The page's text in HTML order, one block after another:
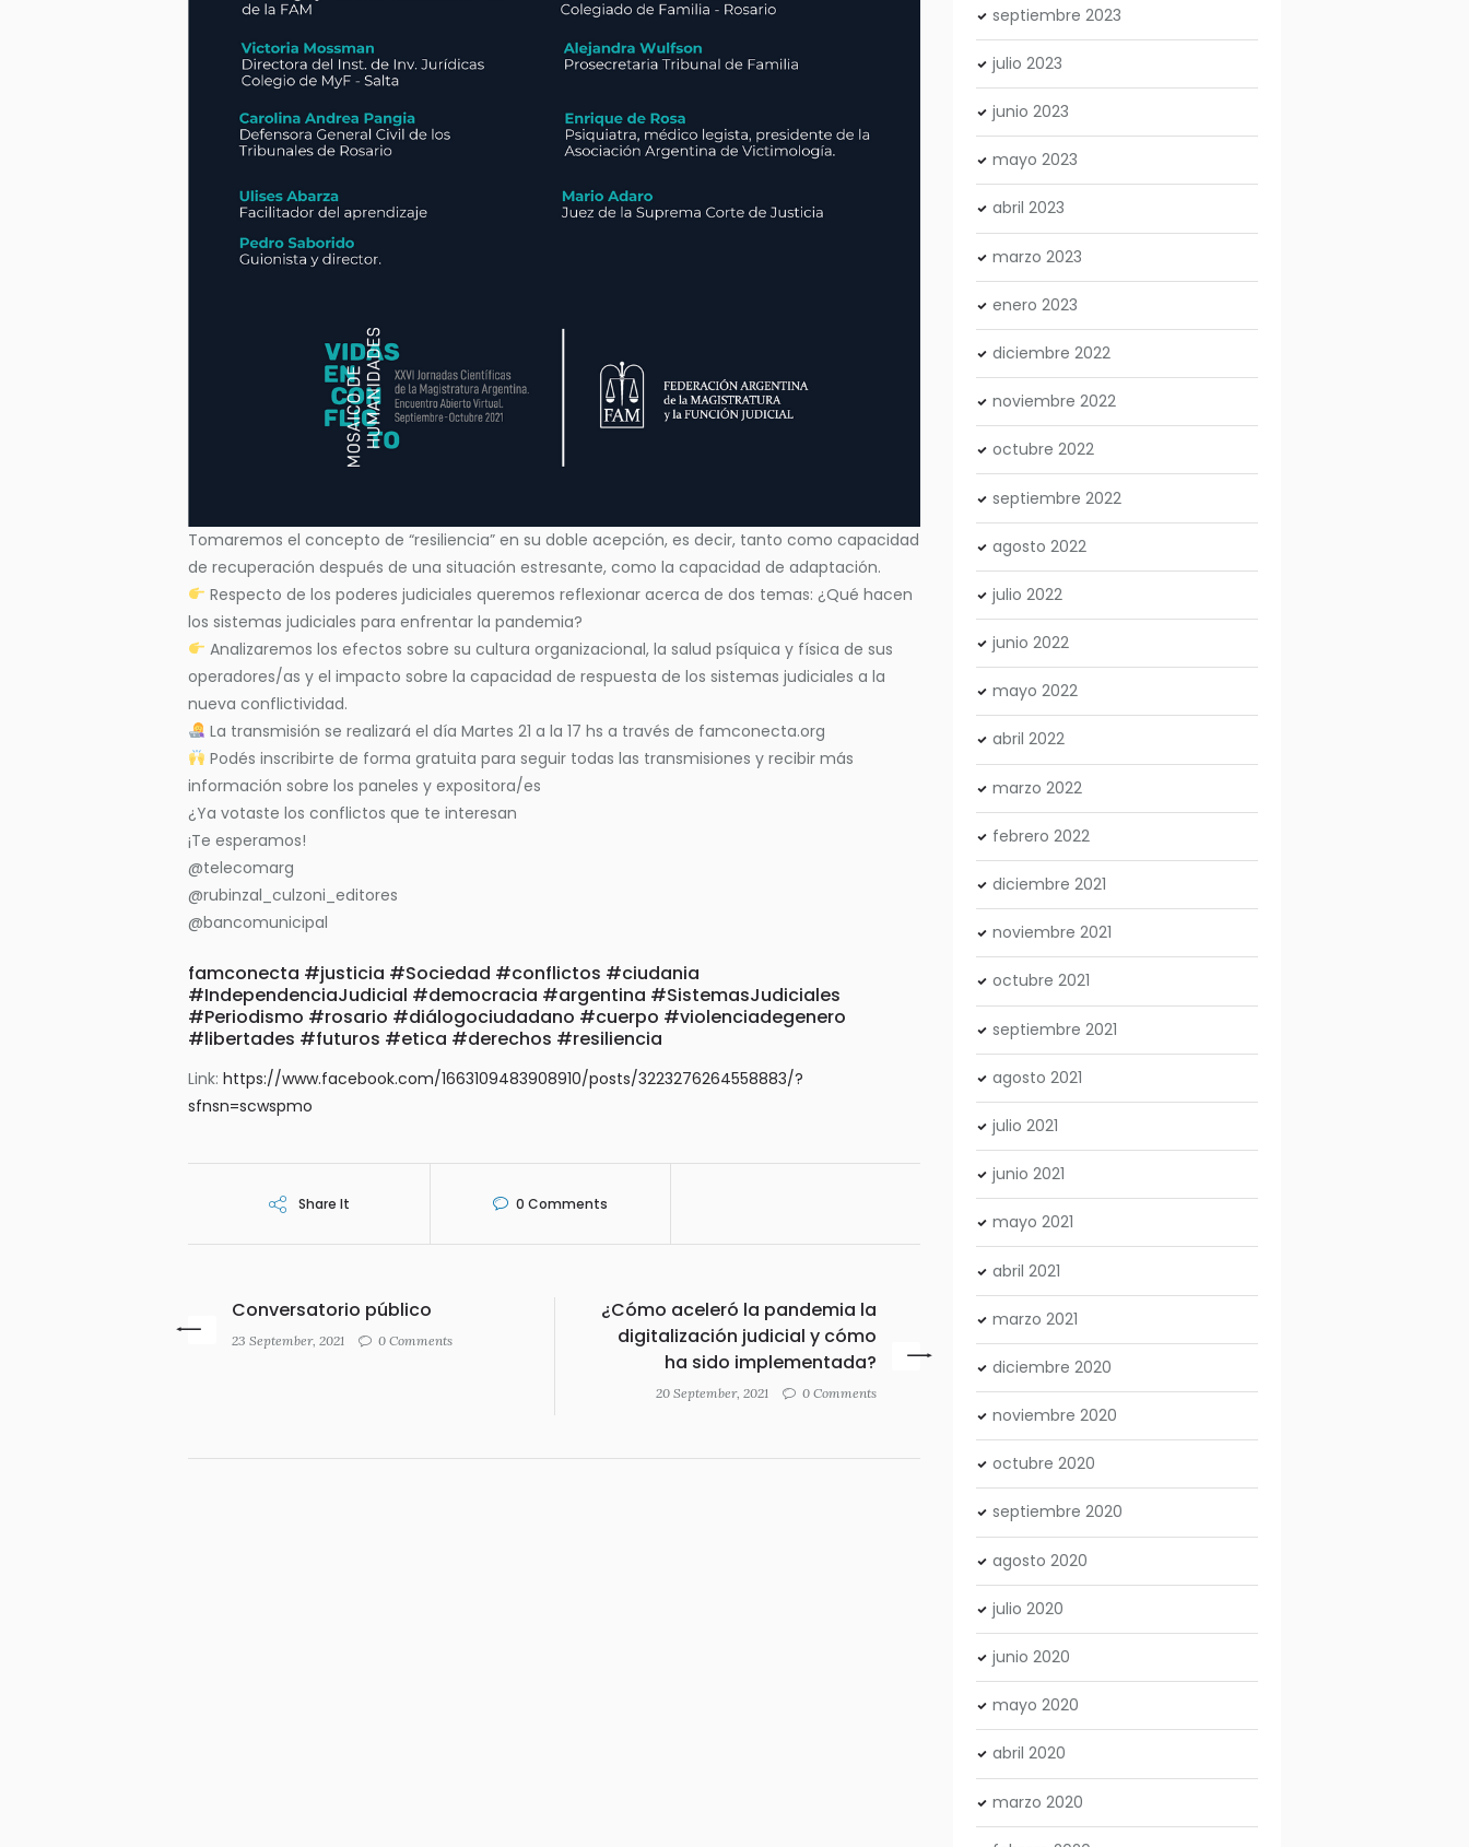
Tomaremos el concepto de “resiliencia” en su doble acepción, es decir, tanto como capacidad
de recuperación después de una situación estresante, como la capacidad de adaptación.
Respecto de los poderes judiciales queremos reflexionar acerca de dos temas: ¿Qué hacen
los sistemas judiciales para enfrentar la pandemia?
Analizaremos los efectos sobre su cultura organizacional, la salud psíquica y física de sus
operadores/as y el impacto sobre la capacidad de respuesta de los sistemas judiciales a la
nueva conflictividad.
La transmisión se realizará el día Martes 21 a la 17 hs a través de famconecta.org
Podés inscribirte de forma gratuita para seguir todas las transmisiones y recibir más
información sobre los paneles y expositora/es
¿Ya votaste los conflictos que te interesan
¡Te esperamos!
@telecomarg
@rubinzal_culzoni_editores
@bancomunicipal
famconecta #justicia #Sociedad #conflictos #ciudania
#IndependenciaJudicial #democracia #argentina #SistemasJudiciales
#Periodismo #rosario #diálogociudadano #cuerpo #violenciadegenero
#libertades #futuros #etica #derechos #resiliencia
Link: https://www.facebook.com/1663109483908910/posts/3223276264558883/?
sfnsn=scwspmo
Share It 0 Comments
Conversatorio público
23 September, 2021 0 Comments
¿Cómo aceleró la pandemia la
digitalización judicial y cómo
ha sido implementada?
20 September, 2021 0 Comments
septiembre2023
julio2023
junio2023
mayo2023
abril2023
marzo2023
enero2023
diciembre2022
noviembre2022
octubre2022
septiembre2022
agosto2022
julio2022
junio2022
mayo2022
abril2022
marzo2022
febrero2022
diciembre2021
noviembre2021
octubre2021
septiembre2021
agosto2021
julio2021
junio2021
mayo2021
abril2021
marzo2021
diciembre2020
noviembre2020
octubre2020
septiembre2020
agosto2020
julio2020
junio2020
mayo2020
abril2020
marzo2020